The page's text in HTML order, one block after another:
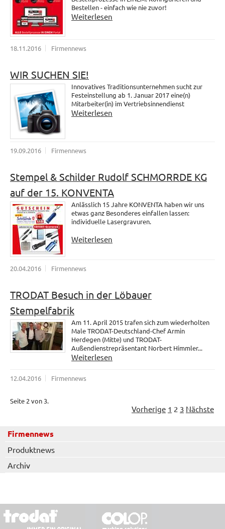
Bestellen - einfach wie nie zuvor!
Weiterlesen
18.11.2016 Firmennews
WIR SUCHEN SIE!
Innovatives Traditionsunternehmen sucht zur
Festeinstellung ab 1. Januar 2017 eine(n)
Mitarbeiter(in) im Vertriebsinnendienst
Weiterlesen
19.09.2016 Firmennews
Stempel & Schilder Rudolf SCHMORRDE KG
auf der 15. KONVENTA
Anlässlich 15 Jahre KONVENTA haben wir uns
etwas ganz Besonderes einfallen lassen:
individuelle Lasergravuren.
Weiterlesen
20.04.2016 Firmennews
TRODAT Besuch in der Löbauer
Stempelfabrik
Am 11. April 2015 trafen sich zum wiederholten
Male TRODAT-Deutschland-Chef Armin
Herdegen (Mitte) und TRODAT-
Außendienstrepräsentant Norbert Himmler...
Weiterlesen
12.04.2016 Firmennews
Seite 2 von 3.
Vorherige 1 2 3 Nächste
Firmennews
Produktnews
Archiv